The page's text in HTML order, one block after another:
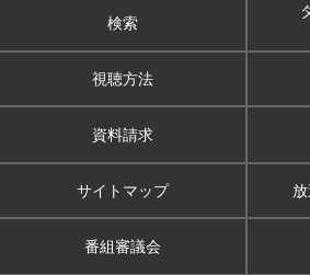
検索
視聴方法
資料請求
サイトマップ
番組審議会